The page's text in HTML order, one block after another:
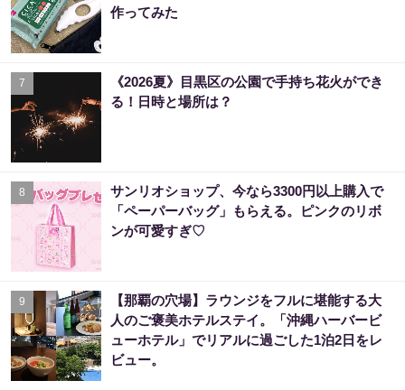
作ってみた
7
《2026夏》目黒区の公園で手持ち花火ができ
る！日時と場所は？
8
サンリオショップ、今なら3300円以上購入で
「ペーパーバッグ」もらえる。ピンクのリボ
ンが可愛すぎ♡
9
【那覇の穴場】ラウンジをフルに堪能する大
人のご褒美ホテルステイ。「沖縄ハーバービ
ューホテル」でリアルに過ごした1泊2日をレ
ビュー。